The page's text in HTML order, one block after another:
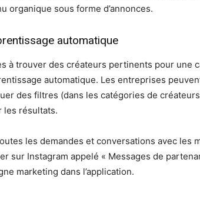
organique sous forme d’annonces.
automatique
à trouver des créateurs pertinents pour une
automatique. Les entreprises
des filtres (dans les catégories de
les résultats.
les demandes et conversations avec les
sur Instagram appelé « Messages de
marketing dans l’application.